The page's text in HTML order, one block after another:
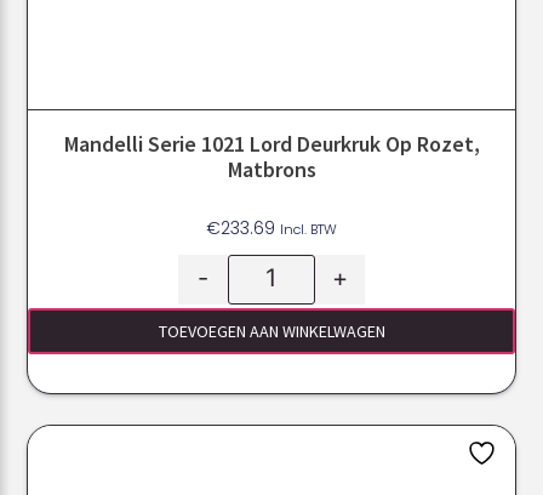
Mandelli Serie 1021 Lord Deurkruk Op Rozet,
Matbrons
€233.69 Incl. BTW
- +
TOEVOEGEN AAN WINKELWAGEN